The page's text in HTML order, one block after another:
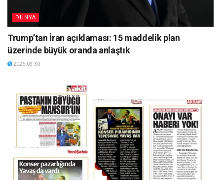
DÜNYA
Trump’tan İran açıklaması: 15 maddelik plan
üzerinde büyük oranda anlaştık
2026-03-30